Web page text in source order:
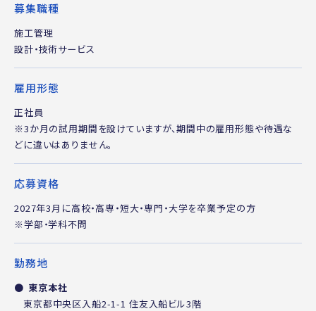
募集職種
施工管理
設計・技術サービス
雇用形態
正社員
※3か月の試用期間を設けていますが、期間中の雇用形態や待遇な
どに違いはありません。
応募資格
2027年3月に高校・高専・短大・専門・大学を卒業予定の方
※学部・学科不問
勤務地
東京本社
東京都中央区入船2-1-1 住友入船ビル3階